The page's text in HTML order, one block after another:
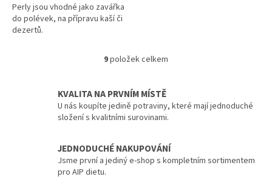
Perly jsou vhodné jako zavářka
do polévek, na přípravu kaší či
dezertů.
O
á
d
a
í
p
r
9položek celkem
KVALITA NA PRVNÍM MÍSTĚ
U nás koupíte jedině potraviny, které mají jednoduché
složení s kvalitními surovinami.
JEDNODUCHÉ NAKUPOVÁNÍ
Jsme první a jediný e-shop s kompletním sortimentem
pro AIP dietu.